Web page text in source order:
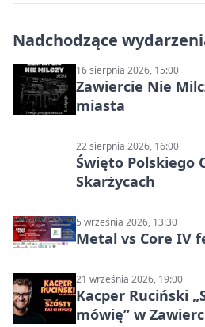
Nadchodzące
16 sierpnia 2026, 15:00
Zawiercie Nie
miasta
22 sierpnia 2026, 16:00
Święto Polskiego
Skarżycach
5 września 2026, 13:30
Metal vs Core IV
21 września 2026, 19:00
Kacper Ruciński
mówię” w